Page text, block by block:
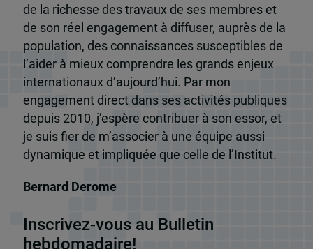
de la richesse des travaux de ses membres et
de son réel engagement à diffuser, auprès de la
population, des connaissances susceptibles de
l’aider à mieux comprendre les grands enjeux
internationaux d’aujourd’hui. Par mon
engagement direct dans ses activités publiques
depuis 2010, j’espère contribuer à son essor, et
je suis fier de m’associer à une équipe aussi
dynamique et impliquée que celle de l’Institut.
Bernard Derome
Inscrivez-vous au Bulletin
hebdomadaire!